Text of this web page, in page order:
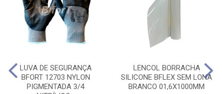
LUVA DE SEGURANÇA
BFORT 12703 NYLON
PIGMENTADA 3/4
LENCOL BORRACHA
SILICONE BFLEX SEM LONA
BRANCO 01,6X1000MM